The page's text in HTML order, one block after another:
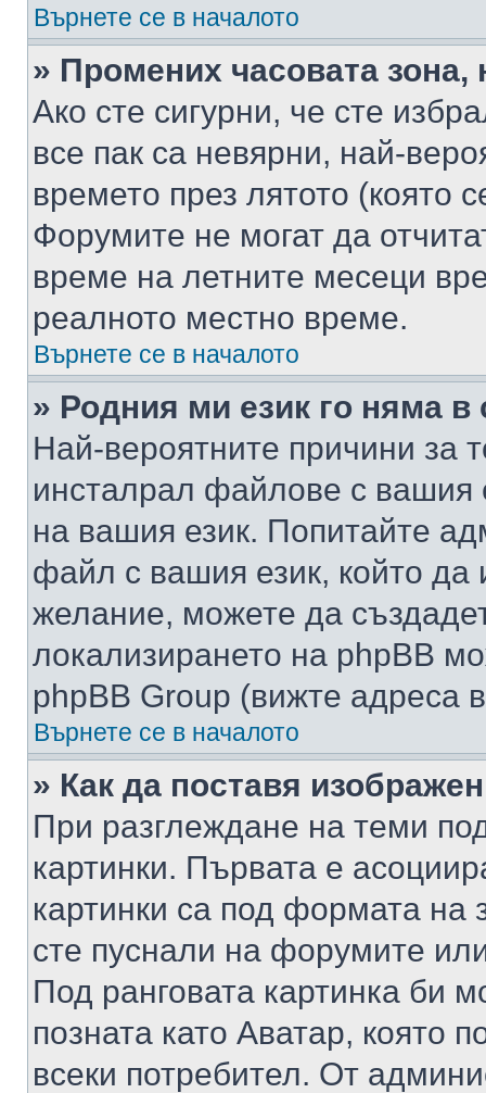
Върнете се в началото
» Промених часовата
Ако сте сигурни, че сте
все пак са невярни, най-
времето през лятото (която
Форумите не могат да
време на летните месеци
реалното местно време.
Върнете се в началото
» Родния ми език го няма в
Най-вероятните причини за
инсталрал файлове с вашия
на вашия език. Попитайте
файл с вашия език, който да
желание, можете да
локализирането на phpBB
phpBB Group (вижте адреса
Върнете се в началото
» Как да поставя
При разглеждане на теми
картинки. Първата е
картинки са под формата на
сте пуснали на форумите
Под ранговата картинка би
позната като Аватар, която
всеки потребител. От